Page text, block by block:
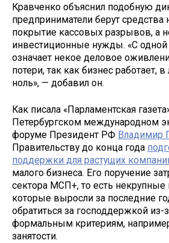
Кравченко объяснил подобную
предприниматели берут средства
покрытие кассовых разрывов, а
инвестиционные нужды. «С одной
означает некое деловое
потери, так как бизнес работает,
ноль», — добавил он.
Как писала «Парламентская
Петербургском международном
форуме Президент РФ Владимир
Правительству до конца года
поддержки для растущих
малого бизнеса. Его поручение
сектора МСП+, то есть некрупные
которые выросли за последние
обратиться за господдержкой из-
формальным критериям,
занятости.